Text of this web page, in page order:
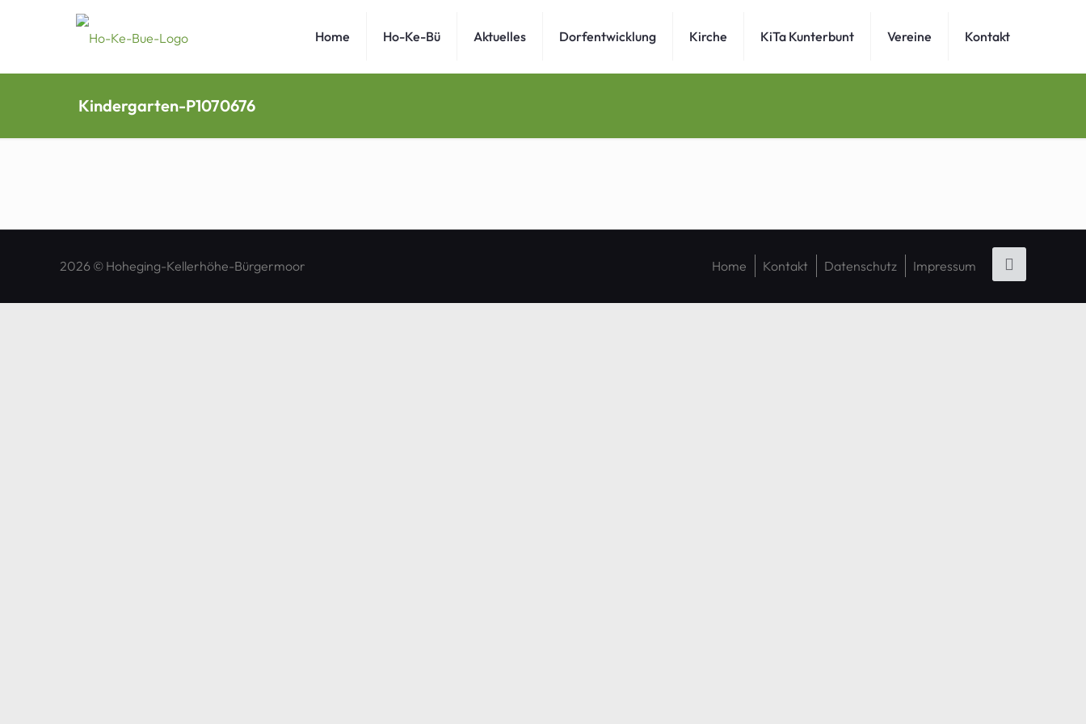
Home Ho-Ke-Bü Aktuelles Dorfentwicklung Kirche KiTa Kunterbunt Vereine Kontakt
Kindergarten-P1070676
2026 © Hoheging-Kellerhöhe-Bürgermoor Home Kontakt Datenschutz Impressum